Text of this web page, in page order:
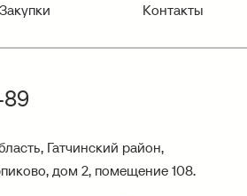
Закупки Контакты
Гатчинский район,
дом 2, помещение 108.